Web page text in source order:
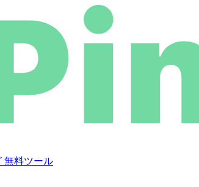
無料ツール